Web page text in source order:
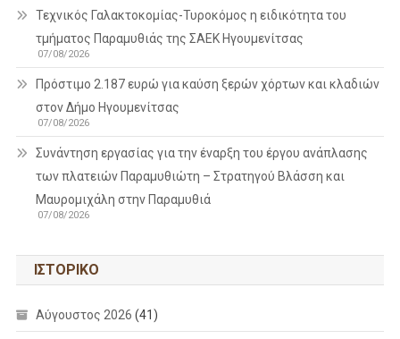
Τεχνικός Γαλακτοκομίας-Τυροκόμος η ειδικότητα του
τμήματος Παραμυθιάς της ΣΑΕΚ Ηγουμενίτσας
07/08/2026
Πρόστιμο 2.187 ευρώ για καύση ξερών χόρτων και κλαδιών
στον Δήμο Ηγουμενίτσας
07/08/2026
Συνάντηση εργασίας για την έναρξη του έργου ανάπλασης
των πλατειών Παραμυθιώτη – Στρατηγού Βλάσση και
Μαυρομιχάλη στην Παραμυθιά
07/08/2026
ΙΣΤΟΡΙΚΌ
Αύγουστος 2026 (41)